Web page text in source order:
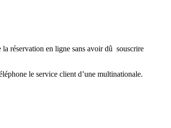
réservation en ligne sans avoir dû souscrire
le service client d’une multinationale.